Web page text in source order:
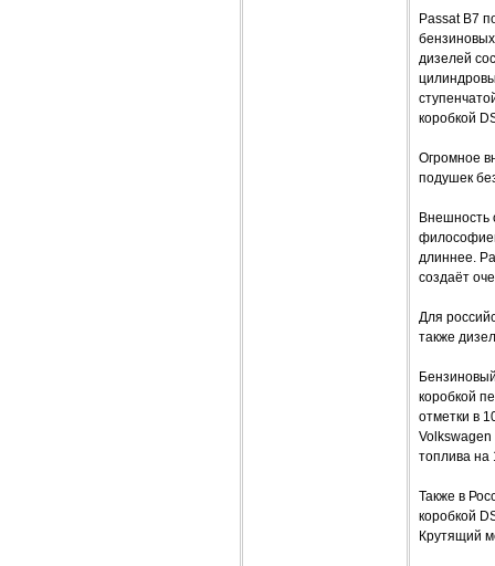
Passat B7
дизелей
коробкой
Огромное
подушек
Внешность
длиннее.
создаёт
Для
также
коробкой
отметки в
Volkswagen
топлива на
Также в
коробкой
Крутящий